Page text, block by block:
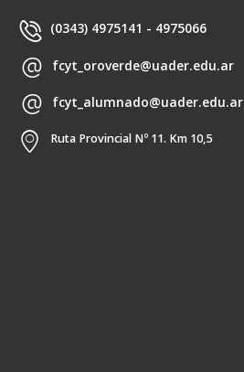
(0343) 4975141 - 4975066
fcyt_oroverde@uader.edu.ar
fcyt_alumnado@uader.edu.ar
Ruta Provincial Nº 11. Km 10,5